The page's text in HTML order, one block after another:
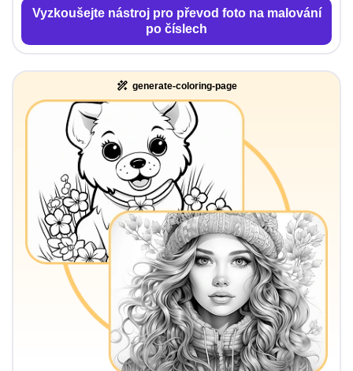
Vyzkoušejte nástroj pro převod foto na malování
po číslech
generate-coloring-page